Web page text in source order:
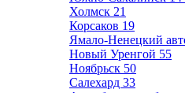
Холмск 21
Корсаков 19
Ямало-Ненецкий
Новый Уренгой 55
Ноябрьск 50
Салехард 33